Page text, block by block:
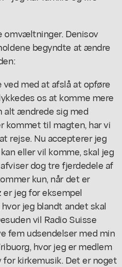
omvæltninger. Denisov
begyndte at ændre
med at afslå at opføre
os at komme mere
alt ændrede sig med
kommet til magten, har vi
rejse. Nu accepterer jeg
eller vil komme, skal jeg
dog tre fjerdedele af
kun, når det er
jeg for eksempel
jeg blandt andet skal
vil Radio Suisse
fem udsendelser med min
hvor jeg er medlem
kirkemusik. Det er noget